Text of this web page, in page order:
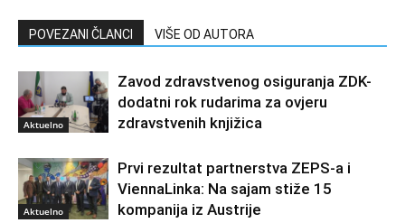
POVEZANI ČLANCI VIŠE OD AUTORA
Aktuelno
Zavod zdravstvenog osiguranja ZDK-
dodatni rok rudarima za ovjeru
zdravstvenih knjižica
Aktuelno
Prvi rezultat partnerstva ZEPS-a i
ViennaLinka: Na sajam stiže 15
kompanija iz Austrije